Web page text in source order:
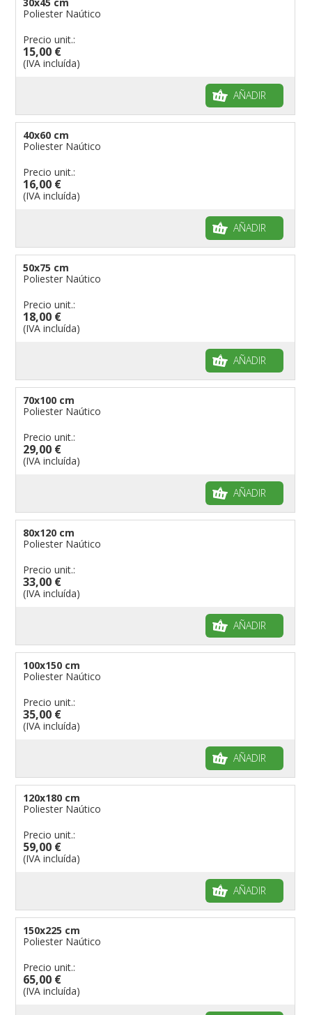
Poliester Naútico
Precio unit.:
15,00 €
(IVA incluída)
AÑADIR
40x60 cm
Poliester Naútico
Precio unit.:
16,00 €
(IVA incluída)
AÑADIR
50x75 cm
Poliester Naútico
Precio unit.:
18,00 €
(IVA incluída)
AÑADIR
70x100 cm
Poliester Naútico
Precio unit.:
29,00 €
(IVA incluída)
AÑADIR
80x120 cm
Poliester Naútico
Precio unit.:
33,00 €
(IVA incluída)
AÑADIR
100x150 cm
Poliester Naútico
Precio unit.:
35,00 €
(IVA incluída)
AÑADIR
120x180 cm
Poliester Naútico
Precio unit.:
59,00 €
(IVA incluída)
AÑADIR
150x225 cm
Poliester Naútico
Precio unit.:
65,00 €
(IVA incluída)